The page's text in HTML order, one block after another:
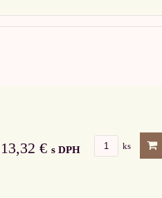
13,32 € s DPH ks